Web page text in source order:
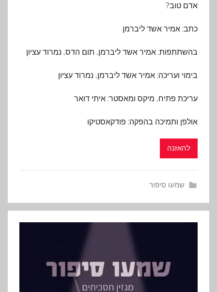
אדם טוב?
כתב: אמיר אשד ליברמן
בהשתתפות: אמיר אשד ליברמן, תום הדס, נמרוד עציון
בימוי ועריכה: אמיר אשד ליברמן, נמרוד עציון
עריכת פתיח, מיקס ומאסטר: איתי דואר
אולפן ותמיכה בהפקה: פודקאסטיקו
להאזנה
שמעו סיפור